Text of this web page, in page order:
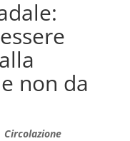
non da
Circolazione